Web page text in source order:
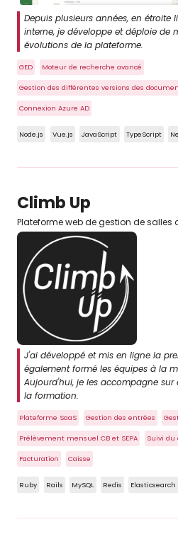
Depuis plusieurs années, en
interne, je développe et déploie de
évolutions de la plateforme.
GED Moteur de recherche avancé
Gestion des différentes versions des
Connexion Azure AD
Node.js Vue.js JavaScript TypeScript
Climb Up
Plateforme web de gestion de salles
J'ai développé et mis en ligne la
également formé les équipes à la
Aujourd'hui, je les accompagne sur
la formation.
Plateforme SaaS Gestion des entrées
Prélèvement mensuel CB et SEPA Suivi du
Facturation Caisse
Ruby Rails MySQL Redis Elasticsearch